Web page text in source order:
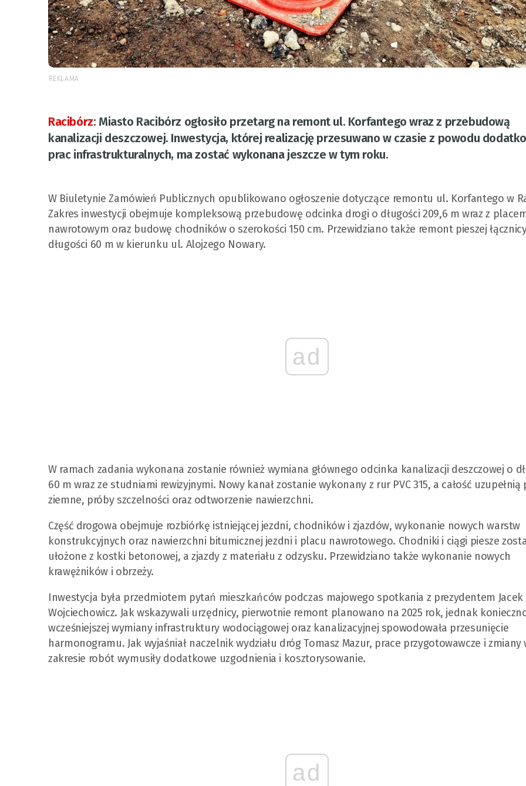
REKLAMA
Racibórz: Miasto Racibórz ogłosiło przetarg na remont ul. Korfantego wraz z przebudową
kanalizacji deszczowej. Inwestycja, której realizację przesuwano w czasie z powodu
prac infrastrukturalnych, ma zostać wykonana jeszcze w tym roku.
W Biuletynie Zamówień Publicznych opublikowano ogłoszenie dotyczące remontu ul. Korfantego w
Zakres inwestycji obejmuje kompleksową przebudowę odcinka drogi o długości 209,6 m wraz z
nawrotowym oraz budowę chodników o szerokości 150 cm. Przewidziano także remont pieszej
długości 60 m w kierunku ul. Alojzego Nowary.
ad
W ramach zadania wykonana zostanie również wymiana głównego odcinka kanalizacji deszczowej o
60 m wraz ze studniami rewizyjnymi. Nowy kanał zostanie wykonany z rur PVC 315, a całość uzupełnią
ziemne, próby szczelności oraz odtworzenie nawierzchni.
Część drogowa obejmuje rozbiórkę istniejącej jezdni, chodników i zjazdów, wykonanie nowych warstw
konstrukcyjnych oraz nawierzchni bitumicznej jezdni i placu nawrotowego. Chodniki i ciągi piesze
ułożone z kostki betonowej, a zjazdy z materiału z odzysku. Przewidziano także wykonanie nowych
krawężników i obrzeży.
Inwestycja była przedmiotem pytań mieszkańców podczas majowego spotkania z prezydentem Jacek
Wojciechowicz. Jak wskazywali urzędnicy, pierwotnie remont planowano na 2025 rok, jednak
wcześniejszej wymiany infrastruktury wodociągowej oraz kanalizacyjnej spowodowała przesunięcie
harmonogramu. Jak wyjaśniał naczelnik wydziału dróg Tomasz Mazur, prace przygotowawcze i zmiany
zakresie robót wymusiły dodatkowe uzgodnienia i kosztorysowanie.
ad